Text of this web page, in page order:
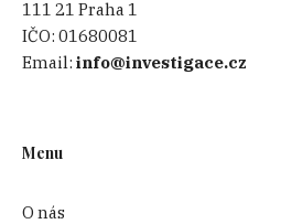
111 21 Praha 1
IČO:01680081
Email:info@investigace.cz
Menu
O nás